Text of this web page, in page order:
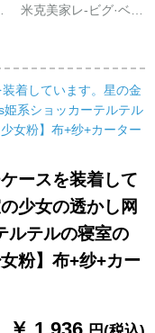
米克美家レ-ビグ·ベル
レレスタ-ジ
ースを装着して
少女の透かし网
ルテルの寝室の
粉】布+纱+カー